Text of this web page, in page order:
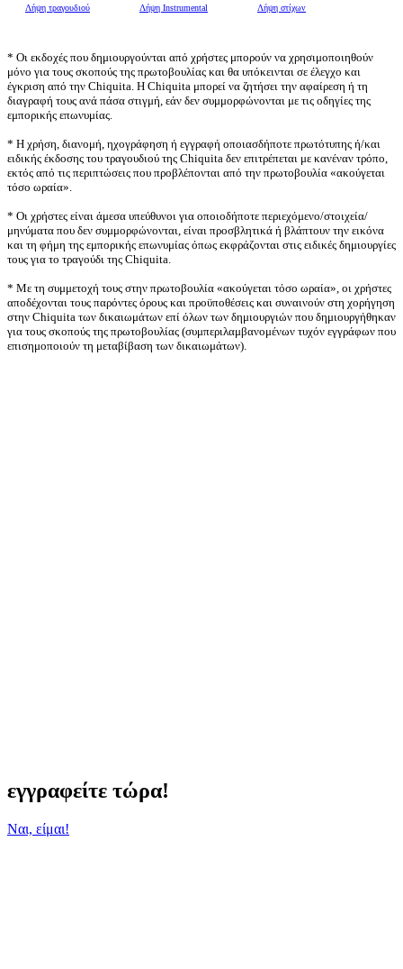
Λήψη τραγουδιού Λήψη Instrumental Λήψη στίχων
* Οι εκδοχές που δημιουργούνται από χρήστες μπορούν να χρησιμοποιηθούν
μόνο για τους σκοπούς της πρωτοβουλίας και θα υπόκεινται σε έλεγχο και
έγκριση από την Chiquita. Η Chiquita μπορεί να ζητήσει την αφαίρεση ή τη
διαγραφή τους ανά πάσα στιγμή, εάν δεν συμμορφώνονται με τις οδηγίες της
εμπορικής επωνυμίας.
* Η χρήση, διανομή, ηχογράφηση ή εγγραφή οποιασδήποτε πρωτότυπης ή/και
ειδικής έκδοσης του τραγουδιού της Chiquita δεν επιτρέπεται με κανέναν τρόπο,
εκτός από τις περιπτώσεις που προβλέπονται από την πρωτοβουλία «ακούγεται
τόσο ωραία».
* Οι χρήστες είναι άμεσα υπεύθυνοι για οποιοδήποτε περιεχόμενο/στοιχεία/
μηνύματα που δεν συμμορφώνονται, είναι προσβλητικά ή βλάπτουν την εικόνα
και τη φήμη της εμπορικής επωνυμίας όπως εκφράζονται στις ειδικές δημιουργίες
τους για το τραγούδι της Chiquita.
* Με τη συμμετοχή τους στην πρωτοβουλία «ακούγεται τόσο ωραία», οι χρήστες
αποδέχονται τους παρόντες όρους και προϋποθέσεις και συναινούν στη χορήγηση
στην Chiquita των δικαιωμάτων επί όλων των δημιουργιών που δημιουργήθηκαν
για τους σκοπούς της πρωτοβουλίας (συμπεριλαμβανομένων τυχόν εγγράφων που
επισημοποιούν τη μεταβίβαση των δικαιωμάτων).
εγγραφείτε τώρα!
Ναι, είμαι!